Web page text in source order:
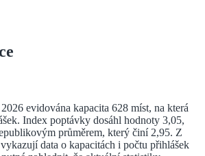
evidována kapacita 628 míst, na která
Index poptávky dosáhl hodnoty 3,05,
průměrem, který činí 2,95. Z
data o kapacitách i počtu přihlášek